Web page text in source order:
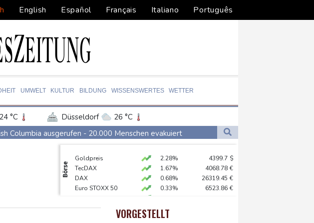
English Español Français Italiano Português
UMWELT KULTUR BILDUNG WISSENSWERTES WETTER
24 °C Düsseldorf
26 °C
28 °C Dortmund
28 °C
Bremen
Wien
27 °C
Columbia ausgerufen - 20.000 Menschen evakuiert
Straße von Hormus
De la Espriella von Gewalt überschattet
Vorbereitung mit
und höchste Warnstufe in China
Börse
Goldpreis 2.28% 4399.7 $
TecDAX
1.67% 4068.78 €
DAX
0.68% 26319.45 €
Euro STOXX 50
0.33% 6523.86 €
EUR/USD
0.32%
-0.07%
VORGESTELLT